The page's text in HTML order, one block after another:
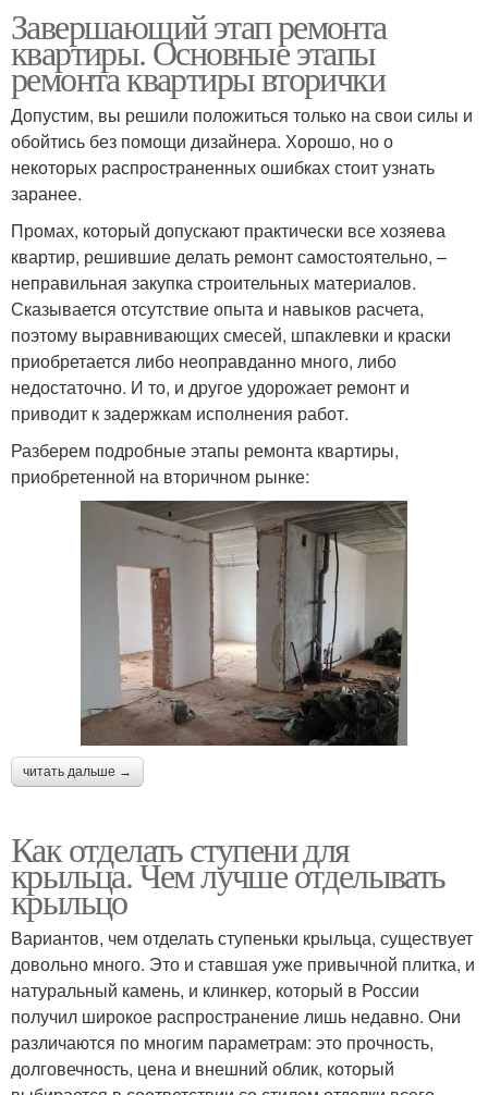
Завершающий этап ремонта
квартиры. Основные этапы
ремонта квартиры вторички
Допустим, вы решили положиться только на свои силы и
обойтись без помощи дизайнера. Хорошо, но о
некоторых распространенных ошибках стоит узнать
заранее.
Промах, который допускают практически все хозяева
квартир, решившие делать ремонт самостоятельно, –
неправильная закупка строительных материалов.
Сказывается отсутствие опыта и навыков расчета,
поэтому выравнивающих смесей, шпаклевки и краски
приобретается либо неоправданно много, либо
недостаточно. И то, и другое удорожает ремонт и
приводит к задержкам исполнения работ.
Разберем подробные этапы ремонта квартиры,
приобретенной на вторичном рынке:
читать дальше →
Как отделать ступени для
крыльца. Чем лучше отделывать
крыльцо
Вариантов, чем отделать ступеньки крыльца, существует
довольно много. Это и ставшая уже привычной плитка, и
натуральный камень, и клинкер, который в России
получил широкое распространение лишь недавно. Они
различаются по многим параметрам: это прочность,
долговечность, цена и внешний облик, который